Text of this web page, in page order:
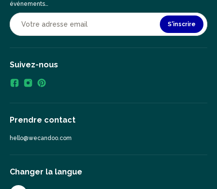
événements…
S'inscrire
Suivez-nous
Prendre contact
hello@wecandoo.com
Changer la langue